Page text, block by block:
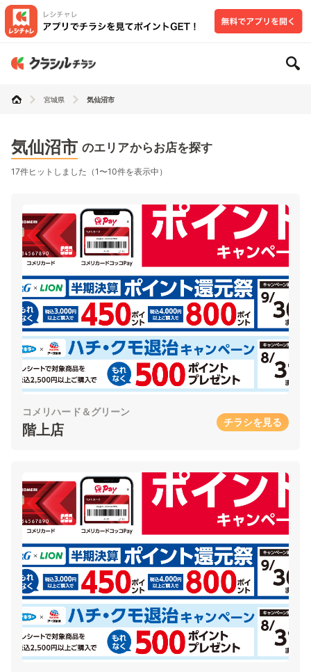
宮城県 気仙沼市
気仙沼市 のエリアからお店を探す
17件ヒットしました（1〜10件を表示中）
コメリハード＆グリーン
階上店 チラシを見る